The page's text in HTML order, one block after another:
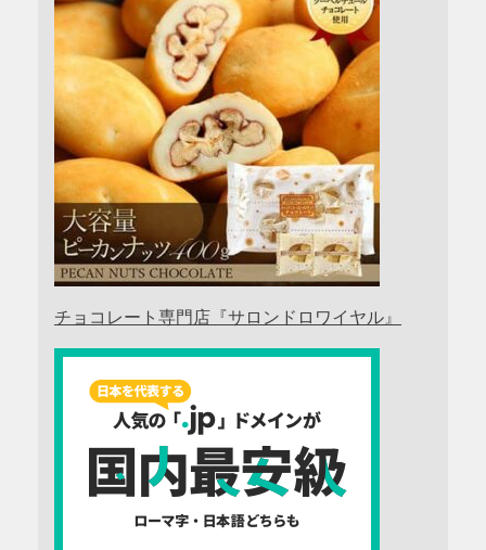
チョコレート専門店『サロンドロワイヤル』